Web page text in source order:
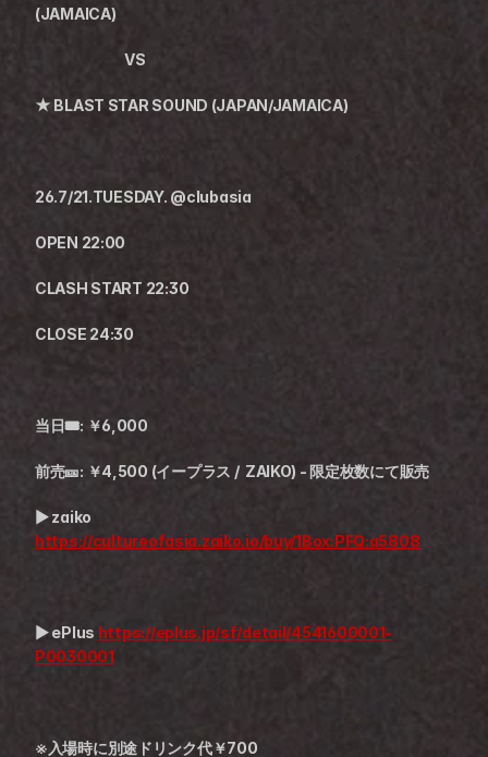
(JAMAICA)
VS
★ BLAST STAR SOUND (JAPAN/JAMAICA)
26.7/21.TUESDAY. @clubasia
OPEN 22:00
CLASH START 22:30
CLOSE 24:30
当日🎟️: ￥6,000
前売🎫: ￥4,500 (イープラス /  ZAIKO) - 限定枚数にて販売
https://cultureofasia.zaiko.io/buy/1Box:PFQ:a5808
▶︎ ePlus https://eplus.jp/sf/detail/4541600001-
P0030001
※入場時に別途ドリンク代￥700